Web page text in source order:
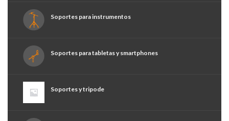
Soportes para instrumentos
Soportes para tabletas y smartphones
Soportes y tripode